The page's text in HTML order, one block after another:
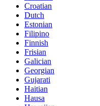
Croatian
Dutch
Estonian
Filipino
Finnish
Frisian
Galician
Georgian
Gujarati
Haitian
Hausa